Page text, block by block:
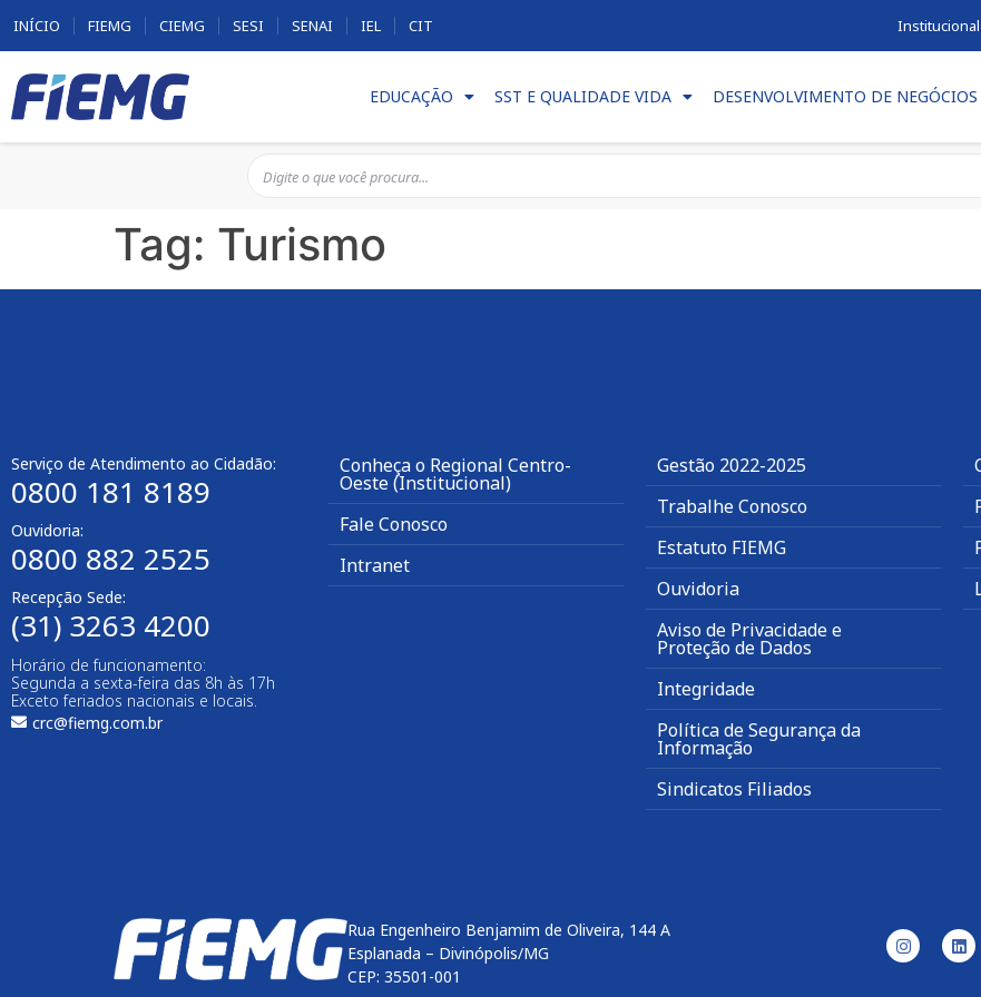
INÍCIO FIEMG CIEMG SESI SENAI IEL CIT Institucional
EDUCAÇÃO SST E QUALIDADE VIDA DESENVOLVIMENTO DE NEGÓCIOS
Tag: Turismo
Serviço de Atendimento ao Cidadão:
0800 181 8189
Ouvidoria:
0800 882 2525
Recepção Sede:
(31) 3263 4200
Horário de funcionamento:
Segunda a sexta-feira das 8h às 17h
Exceto feriados nacionais e locais.
crc@fiemg.com.br
Conheça o Regional Centro-
Oeste (Institucional)
Fale Conosco
Intranet
Gestão 2022-2025
Trabalhe Conosco
Estatuto FIEMG
Ouvidoria
Aviso de Privacidade e
Proteção de Dados
Integridade
Política de Segurança da
Informação
Sindicatos Filiados
Rua Engenheiro Benjamim de Oliveira, 144 A
Esplanada – Divinópolis/MG
CEP: 35501-001